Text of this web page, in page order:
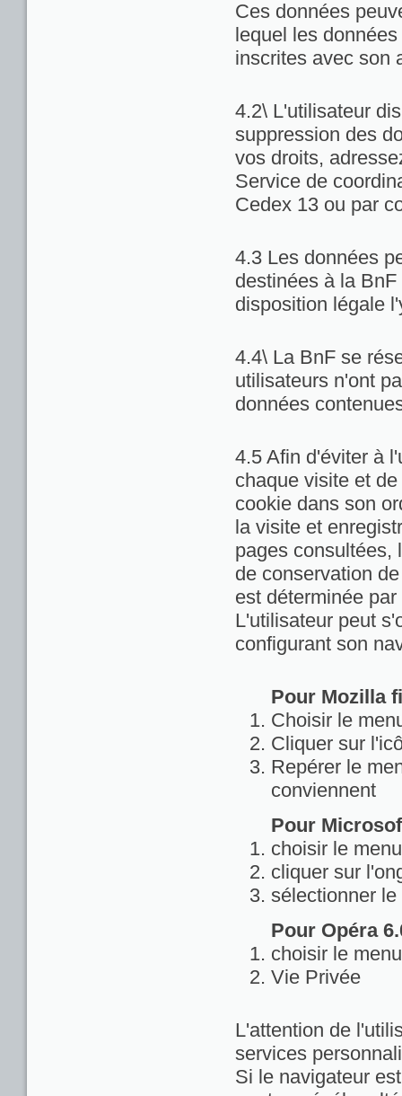
Ces données
lequel les
inscrites avec son
4.2\ L'utilisateur
suppression des
vos droits,
Service de
Cedex 13 ou par
4.3 Les données
destinées à la
disposition légale
4.4\ La BnF se
utilisateurs n'ont
données
4.5 Afin d'éviter à
chaque visite et
cookie dans son
la visite et
pages consultées,
de conservation
est déterminée
L'utilisateur peut
configurant son
Pour Mozilla
Choisir le
Cliquer sur
Repérer le
conviennent
Pour
choisir le
cliquer sur
sélectionner
Pour Opéra
choisir le
Vie Privée
L'attention de
services
Si le navigateur